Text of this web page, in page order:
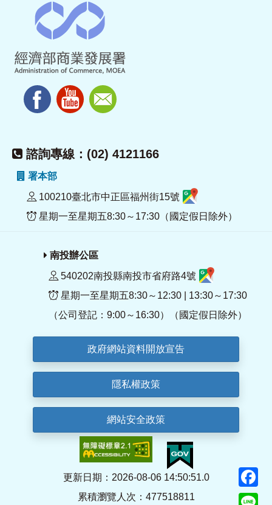
諮詢專線：(02) 4121166
署本部
100210臺北市中正區福州街15號
星期一至星期五8:30～17:30（國定假日除外）
南投辦公區
540202南投縣南投市省府路4號
星期一至星期五8:30～12:30 | 13:30～17:30
（公司登記：9:00～16:30）（國定假日除外）
政府網站資料開放宣告
隱私權政策
網站安全政策
更新日期：2026-08-06 14:50:51.0
累積瀏覽人次：477518811